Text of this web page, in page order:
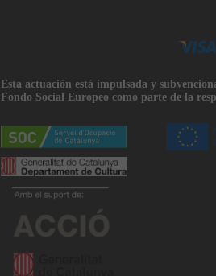
Esta actuación está impulsada y
Fondo Social Europeo como parte de la